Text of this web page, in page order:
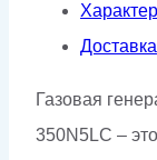
Доставка
Газовая
350N5LC –